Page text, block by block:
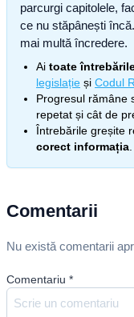
parcurgi capitolele,
ce nu stăpânești
mai multă încredere.
Ai toate
legislație și Codul
Progresul rămâne
repetat și cât de
Întrebările greșite
corect informația
Comentarii
Nu există comentarii
Comentariu *